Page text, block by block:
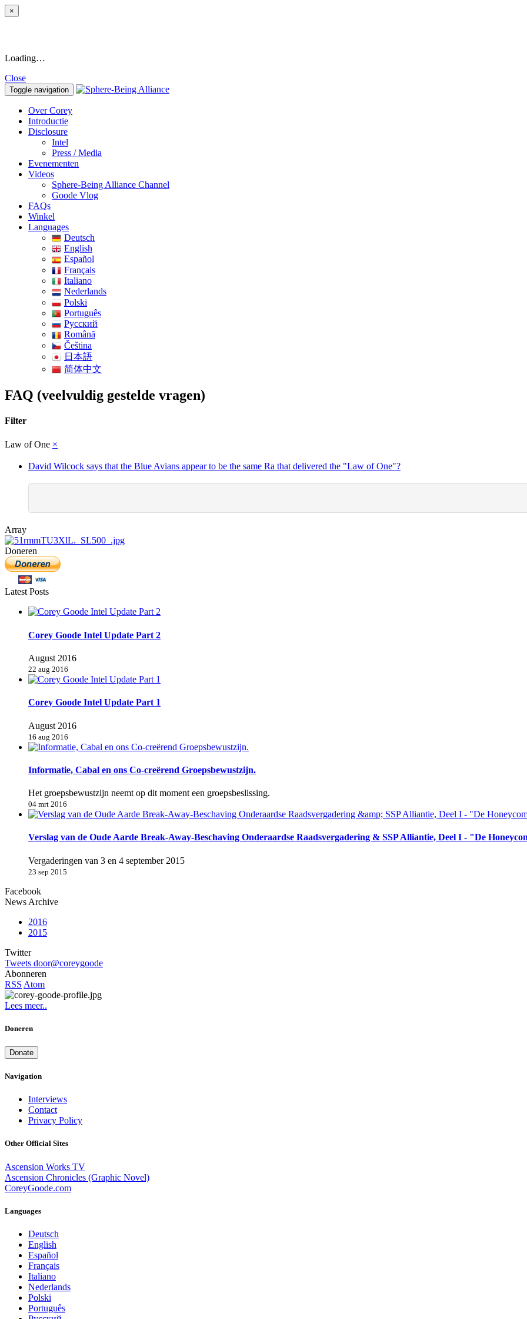
×
Loading…
Close
Toggle navigation
Over Corey
Introductie
Disclosure
Intel
Press / Media
Evenementen
Videos
Sphere-Being Alliance Channel
Goode Vlog
FAQs
Winkel
Languages
Deutsch
English
Español
Français
Italiano
Nederlands
Polski
Português
Pусский
Română
Čeština
日本語
简体中文
FAQ (veelvuldig gestelde vragen)
Filter
Law of One ×
David Wilcock says that the Blue Avians appear to be the same Ra that delivered the "Law of One"?
Array
Doneren
Latest Posts
Corey Goode Intel Update Part 2
August 2016
22 aug 2016
Corey Goode Intel Update Part 1
August 2016
16 aug 2016
Informatie, Cabal en ons Co-creërend Groepsbewustzijn.
Het groepsbewustzijn neemt op dit moment een groepsbeslissing.
04 mrt 2016
Verslag van de Oude Aarde Break-Away-Beschaving Onderaardse Raadsvergadering & SSP Alliantie, Deel I - "De
Vergaderingen van 3 en 4 september 2015
23 sep 2015
Facebook
News Archive
2016
2015
Twitter
Tweets door@coreygoode
Abonneren
RSS Atom
Lees meer..
Doneren
Donate
Navigation
Interviews
Contact
Privacy Policy
Other Official Sites
Ascension Works TV
Ascension Chronicles (Graphic Novel)
CoreyGoode.com
Languages
Deutsch
English
Español
Français
Italiano
Nederlands
Polski
Português